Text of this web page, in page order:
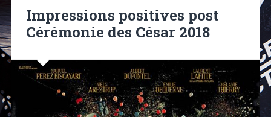
Impressions positives post
Cérémonie des César 2018